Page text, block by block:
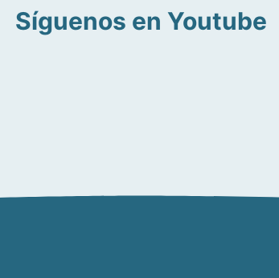
Síguenos en Youtube